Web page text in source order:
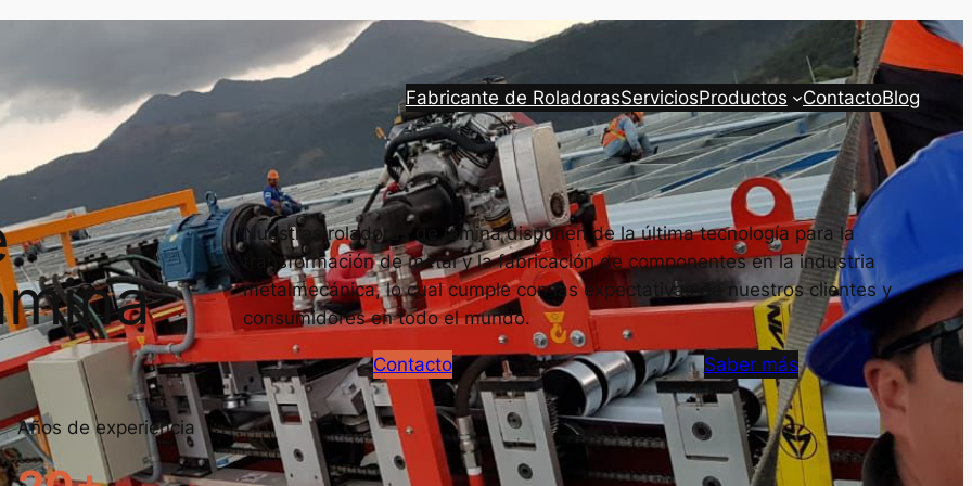
Fabricante de RoladorasServiciosProductos ContactoBlog
Años de experiencia
Nuestras roladoras de lámina disponen de la última tecnología para la
transformación de metal y la fabricación de componentes en la industria
metalmecánica, lo cual cumple con las expectativas de nuestros clientes y
consumidores en todo el mundo.
Contacto Saber más